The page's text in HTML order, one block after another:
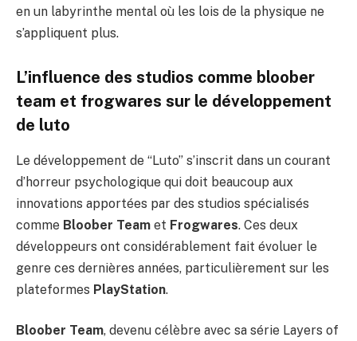
en un labyrinthe mental où les lois de la physique ne
s’appliquent plus.
L’influence des studios comme bloober
team et frogwares sur le développement
de luto
Le développement de “Luto” s’inscrit dans un courant
d’horreur psychologique qui doit beaucoup aux
innovations apportées par des studios spécialisés
comme Bloober Team et Frogwares. Ces deux
développeurs ont considérablement fait évoluer le
genre ces dernières années, particulièrement sur les
plateformes PlayStation.
Bloober Team, devenu célèbre avec sa série Layers of